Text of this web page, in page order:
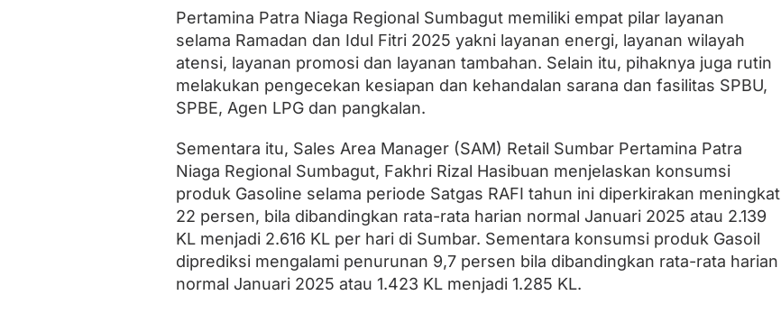
Pertamina Patra Niaga Regional Sumbagut memiliki empat pilar layanan
selama Ramadan dan Idul Fitri 2025 yakni layanan energi, layanan wilayah
atensi, layanan promosi dan layanan tambahan. Selain itu, pihaknya juga rutin
melakukan pengecekan kesiapan dan kehandalan sarana dan fasilitas SPBU,
SPBE, Agen LPG dan pangkalan.
Sementara itu, Sales Area Manager (SAM) Retail Sumbar Pertamina Patra
Niaga Regional Sumbagut, Fakhri Rizal Hasibuan menjelaskan konsumsi
produk Gasoline selama periode Satgas RAFI tahun ini diperkirakan meningkat
22 persen, bila dibandingkan rata-rata harian normal Januari 2025 atau 2.139
KL menjadi 2.616 KL per hari di Sumbar. Sementara konsumsi produk Gasoil
diprediksi mengalami penurunan 9,7 persen bila dibandingkan rata-rata harian
normal Januari 2025 atau 1.423 KL menjadi 1.285 KL.